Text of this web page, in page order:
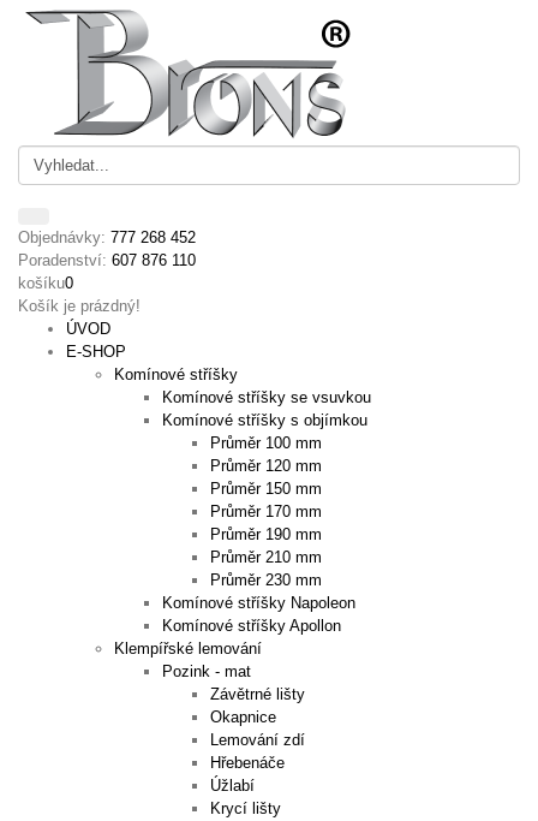
Objednávky: 777 268 452
Poradenství: 607 876 110
košíku0
Košík je prázdný!
ÚVOD
E-SHOP
Komínové stříšky
Komínové stříšky se vsuvkou
Komínové stříšky s objímkou
Průměr 100 mm
Průměr 120 mm
Průměr 150 mm
Průměr 170 mm
Průměr 190 mm
Průměr 210 mm
Průměr 230 mm
Komínové stříšky Napoleon
Komínové stříšky Apollon
Klempířské lemování
Pozink - mat
Závětrné lišty
Okapnice
Lemování zdí
Hřebenáče
Úžlabí
Krycí lišty